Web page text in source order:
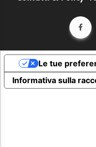
Informativa sulla
Le tue